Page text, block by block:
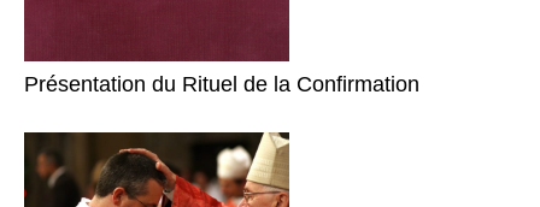
Présentation du Rituel de la Confirmation